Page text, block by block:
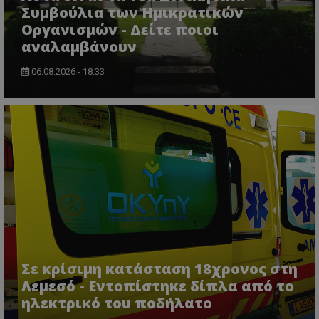
Συμβούλια των Ημικρατικών
Οργανισμών - Δείτε ποιοι
αναλαμβάνουν
06.08.2026 - 18:33
Σε κρίσιμη κατάσταση 18χρονος στη
Λεμεσό - Εντοπίστηκε δίπλα από το
ηλεκτρικό του ποδήλατο
Microsoft Corporation
VISITOR_PRIVACY_METADATA
YouTube
.youtube.com